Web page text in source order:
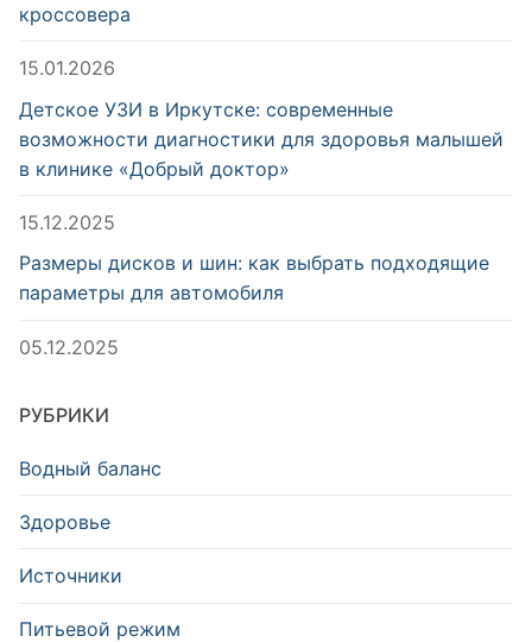
кроссовера
15.01.2026
Детское УЗИ в Иркутске: современные
возможности диагностики для здоровья малышей
в клинике «Добрый доктор»
15.12.2025
Размеры дисков и шин: как выбрать подходящие
параметры для автомобиля
05.12.2025
РУБРИКИ
Водный баланс
Здоровье
Источники
Питьевой режим